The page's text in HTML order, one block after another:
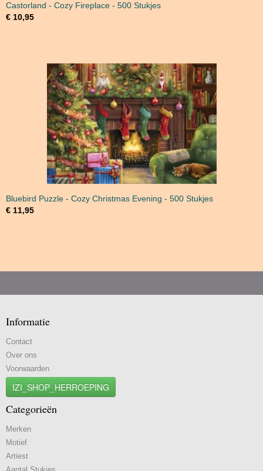
Castorland - Cozy Fireplace - 500 Stukjes
€ 10,95
Bluebird Puzzle - Cozy Christmas Evening - 500 Stukjes
€ 11,95
Informatie
Contact
Over ons
Voorwaarden
IZI_SHOP_HERROEPING
Categorieën
Merken
Motief
Artiest